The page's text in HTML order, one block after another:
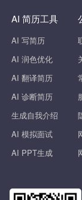
AI 简历工具
AI 写简历
AI 润色优化
AI 翻译简历
AI 诊断简历
生成自我介绍
AI 模拟面试
AI PPT生成